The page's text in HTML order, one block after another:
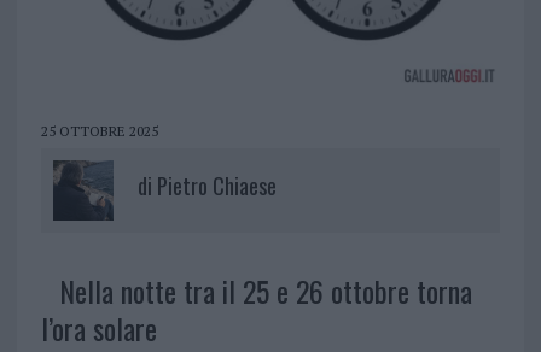
25 OTTOBRE 2025
di Pietro Chiaese
Nella notte tra il 25 e 26 ottobre torna
l’ora solare